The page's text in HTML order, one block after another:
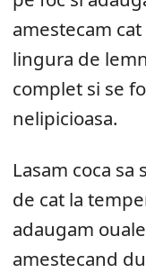
amestecam
lingura de
complet si se
nelipicioasa.
Lasam coca sa
de cat la
adaugam
amestecand